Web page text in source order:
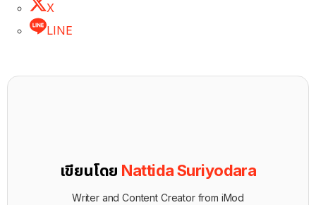
X
LINE
เขียนโดย Nattida Suriyodara
Writer and Content Creator from iMod